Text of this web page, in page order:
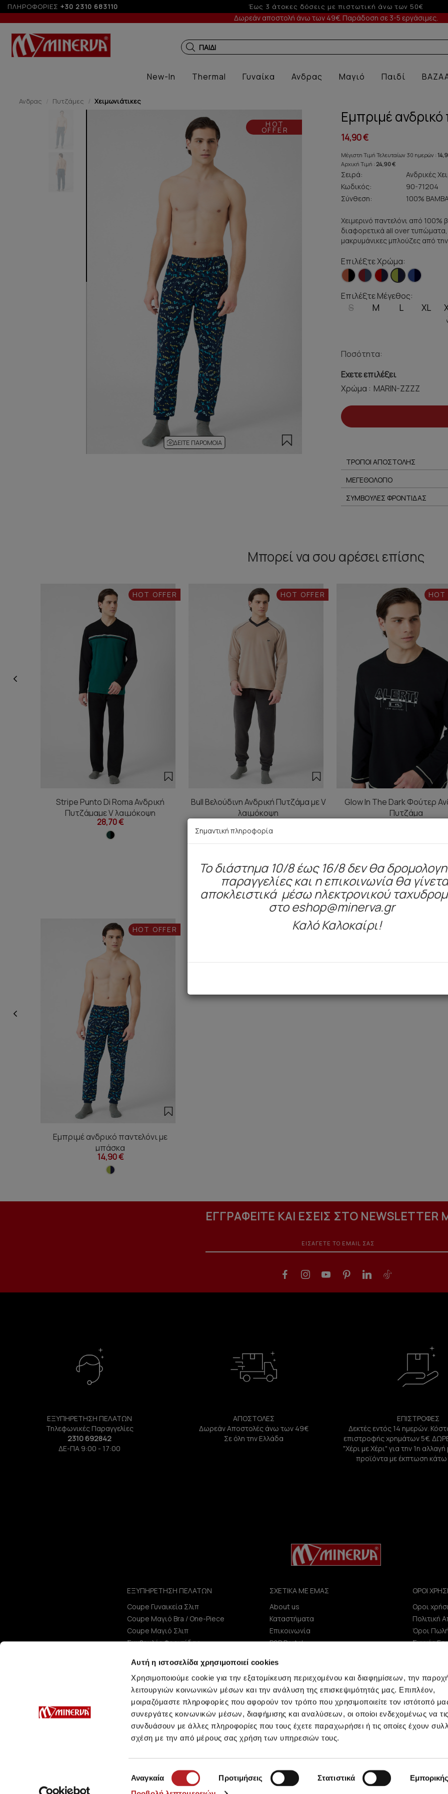
Αυτή η ιστοσελίδα χρησιμοποιεί cookies
Χρησιμοποιούμε cookie για την εξατομίκευση περιεχομένου και διαφημίσεων, την
λειτουργιών κοινωνικών μέσων και την ανάλυση της επισκεψιμότητάς μας. Επιπλέον,
μοιραζόμαστε πληροφορίες που αφορούν τον τρόπο που χρησιμοποιείτε τον ιστότοπό
συνεργάτες κοινωνικών μέσων, διαφήμισης και αναλύσεων, οι οποίοι ενδεχομένως να
συνδυάσουν με άλλες πληροφορίες που τους έχετε παραχωρήσει ή τις οποίες έχουν
σχέση με την από μέρους σας χρήση των υπηρεσιών τους.
συγκατάθεσης
Αναγκαία Προτιμήσεις Στατιστικά
ΠΛΗΡΟΦΟΡΙΕΣ +30 2310 683110
με πιστωτική άνω των 50€ -5% σε παραγγελίες άνω των 200€ σε περίοδο
Δωρεάν αποστολή άνω των 49€. Παράδοση σε 3-5 εργάσιμες.
ΠΑΙΔΙΚΑ ΕΣΩΡΟΥ
New-In Thermal Γυναίκα Ανδρας Μαγιό Παιδί
Ανδρας Πυτζάμες Χειμωνιάτικες
HOT
OFFER
ΔΕΊΤΕ ΠΑΡΌΜΟΙΑ
Εμπριμέ
14,90 €
Μέγιστη Τιμή Τελευταίων 30 ημερών :
Αρχική Τιμή : 24,90 €
Σειρά:
Ανδρικές
Κωδικός:
90-71204
Σύνθεση:
100%
Χειμερινό παντελόνι από
διαφορετικά all over
μακρυμάνικες μπλούζες από
Επιλέξτε Χρώμα:
Επιλέξτε Μέγεθος:
S M L XL
Ποσότητα:
Εχετε επιλέξει
Χρώμα :
ΤΡΟΠΟΙ ΑΠΟΣΤΟΛΗΣ
ΜΕΓΕΘΟΛΟΓΙΟ
ΣΥΜΒΟΥΛΕΣ ΦΡΟΝΤΙΔΑΣ
Μπορεί να σου αρέσει επίσης
HOT OFFER
Stripe Punto Di Roma Ανδρική
Πυτζάμαμε V λαιμόκοψη
28,70 €
HOT OFFER
Bull Βελούδινη Ανδρική Πυτζάμα με V
λαιμόκοψη
38,30 €
HOT
Glow In The Dark Φούτερ
Πυτζάμα
29,90 €
Είδατε πρόσφατα
HOT OFFER
Εμπριμέ ανδρικό παντελόνι με
μπάσκα
14,90 €
ΕΓΓΡΑΦΕΙΤΕ ΚΑΙ ΕΣΕΙΣ ΣΤΟ NEWSLETTER
ΕΞΥΠΗΡΕΤΗΣΗ ΠΕΛΑΤΩΝ
Τηλεφωνικές Παραγγελίες
2310 692842
ΔΕ-ΠΑ 9:00 - 17:00
ΑΠΟΣΤΟΛΕΣ
Δωρεάν Αποστολές άνω των 49€
Σε όλη την Ελλάδα
ΕΠΙΣΤΡΟΦΕΣ
Δεκτές εντός 14 ημερών.
επιστροφής χρημάτων 5€.
"Χέρι με Χέρι" για την 1η
προϊόντα με έκπτωση
ΕΞΥΠΗΡΕΤΗΣΗ ΠΕΛΑΤΩΝ
Coupe Γυναικεία Σλιπ
Coupe Μαγιό Bra / One-Piece
Coupe Μαγιό Σλιπ
Συμβουλές Φροντίδας
ΣΧΕΤΙΚΑ ΜΕ ΕΜΑΣ
About us
Καταστήματα
Επικοινωνία
B2B Portal
ΑΝΑΚΟΙΝΩΣΕΙΣ ΧΑΑ
Εταιρεία
ΟΡΟΙ
Οροι
Πολιτική
Όροι
Συχνές
Minerva © 2009 - 2026 Minerva, All rights reserved.
Σημαντική πληροφορία
To διάστημα 10/8 έως 16/8 δεν θα
παραγγελίες και η επικοινωνία θα
αποκλειστικά μέσω ηλεκτρονικού
στο eshop@minerva.gr
Καλό Καλοκαίρι!